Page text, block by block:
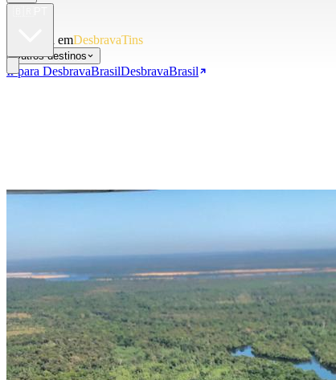
Você está emDesbravaTins
Outros destinos
Ir para DesbravaBrasilDesbravaBrasil